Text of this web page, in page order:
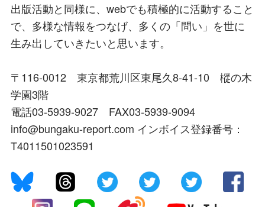
出版活動と同様に、webでも積極的に活動すること
で、多様な情報をつなげ、多くの「問い」を世に
生み出していきたいと思います。
〒116-0012 東京都荒川区東尾久8-41-10 樅の木
学園3階
電話03-5939-9027 FAX03-5939-9094
info@bungaku-report.com インボイス登録番号：
T4011501023591